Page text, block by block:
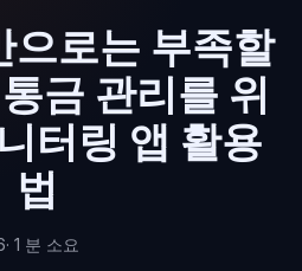
으로는 부족할
금 관리를 위
터링 앱 활용
법
· 1 분 소요